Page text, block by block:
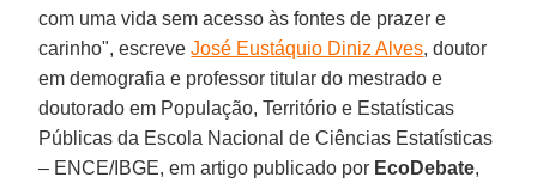
com uma vida sem acesso às fontes de prazer e
carinho", escreveJosé Eustáquio Diniz Alves, doutor
em demografia e professor titular do mestrado e
doutorado em População, Território e Estatísticas
Públicas da Escola Nacional de Ciências Estatísticas
– ENCE/IBGE, em artigo publicado por EcoDebate,